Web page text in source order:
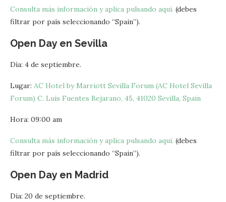
Consulta más información y aplica pulsando aquí. (debes
filtrar por país seleccionando “Spain”).
Open Day en Sevilla
Día: 4 de septiembre.
Lugar: AC Hotel by Marriott Sevilla Forum (AC Hotel Sevilla
Forum) C. Luis Fuentes Bejarano, 45, 41020 Sevilla, Spain
Hora: 09:00 am
Consulta más información y aplica pulsando aquí. (debes
filtrar por país seleccionando “Spain”).
Open Day en Madrid
Día: 20 de septiembre.